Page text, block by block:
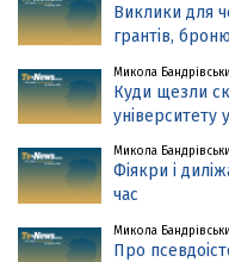
Виклики для
грантів,
Микола
Куди щезли
університету
Микола
Фіякри і
час
Микола
Про